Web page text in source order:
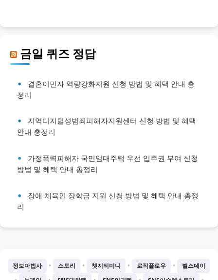
금일 퀴즈 정답
결혼이민자 역량강화지원 신청 방법 및 혜택 안내 총
정리
지역디지털성범죄피해자지원센터 신청 방법 및 혜택
안내 총정리
가정폭력피해자 국민임대주택 우선 입주권 부여 신청
방법 및 혜택 안내 총정리
장애 체육인 장학금 지원 신청 방법 및 혜택 안내 총정
리
정보마법사 • 스토리 • 챗지티미니 • 로직플로우 • 벌스데이